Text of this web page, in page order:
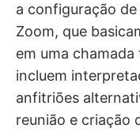
a configuração
Zoom, que
em uma
incluem
anfitriões
reunião e criação